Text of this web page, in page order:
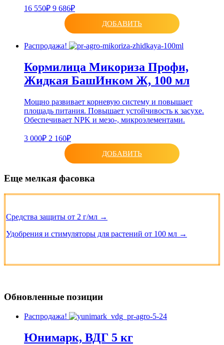
16 550₽ 9 686₽
ДОБАВИТЬ
Распродажа!
Кормилица Микориза Профи,
Жидкая БашИнком Ж, 100 мл
Мощно развивает корневую систему и повышает
площадь питания. Повышает устойчивость к засухе.
Обеспечивает NPK и мезо-, микроэлементами.
3 000₽ 2 160₽
ДОБАВИТЬ
Еще мелкая фасовка
Средства защиты от 2 г/мл →
Удобрения и стимуляторы для растений от 100 мл →
Обновленные позиции
Распродажа!
Юнимарк, ВДГ 5 кг